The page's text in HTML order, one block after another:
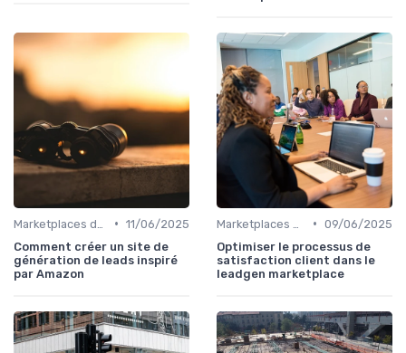
• 11/06/2025
Comment créer un site de
génération de leads inspiré
par Amazon
• 09/06/2025
Optimiser le processus de
satisfaction client dans le
leadgen marketplace